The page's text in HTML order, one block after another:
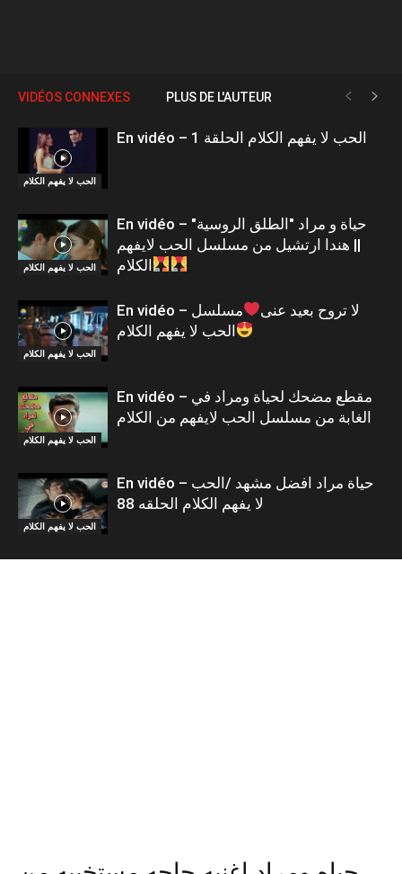
VIDÉOS CONNEXES PLUS DE L'AUTEUR
الحب لا يفهم الكلام
En vidéo – الحب لا يفهم الكلام الحلقة 1
الحب لا يفهم الكلام
En vidéo – حياة و مراد "الطلق الروسية"
|| هندا ارتشيل من مسلسل الحب لايفهم
الكلام
الحب لا يفهم الكلام
En vidéo – لا تروح بعيد عنى
مسلسل
الحب لا يفهم الكلام
الحب لا يفهم الكلام
En vidéo – مقطع مضحك لحياة ومراد في
الغابة من مسلسل الحب لايفهم من الكلام
الحب لا يفهم الكلام
En vidéo – حياة مراد افضل مشهد /الحب
لا يفهم الكلام الحلقه 88